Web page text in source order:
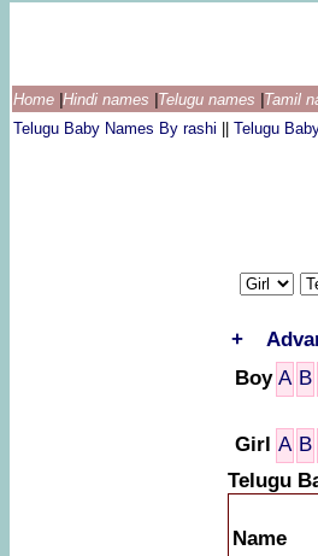
Home Hindi names Telugu names Tamil
Telugu Baby Names By rashi
Telugu
+
Boy A B
Girl A B
Telugu
Name